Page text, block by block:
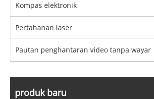
Kompas elektronik
Pertahanan laser
Pautan penghantaran video tanpa wayar
produk baru